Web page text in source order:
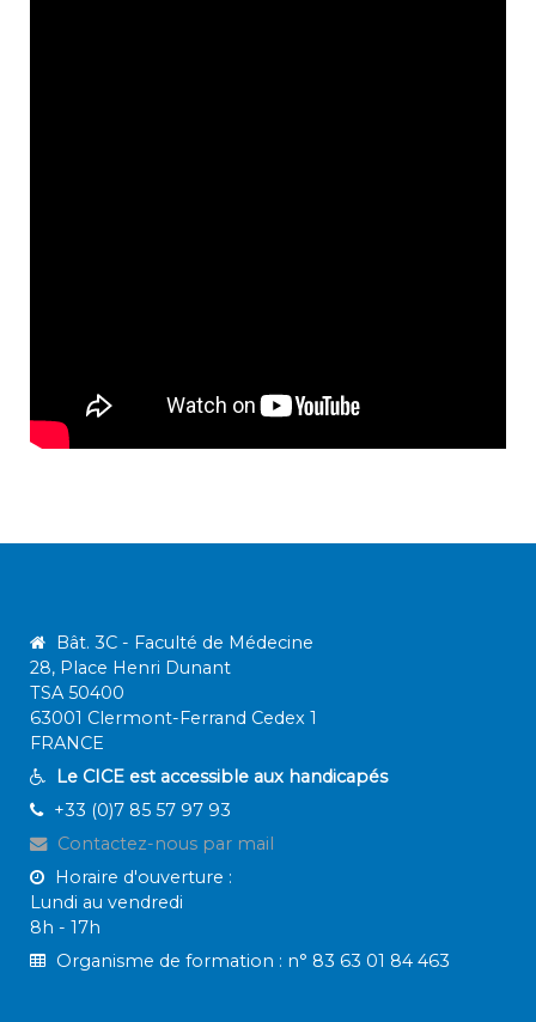
Bât. 3C - Faculté de Médecine
28, Place Henri Dunant
TSA 50400
63001 Clermont-Ferrand Cedex 1
FRANCE
Le CICE est accessible aux handicapés
+33 (0)7 85 57 97 93
Contactez-nous par mail
Horaire d'ouverture :
Lundi au vendredi
8h - 17h
Organisme de formation : n° 83 63 01 84 463